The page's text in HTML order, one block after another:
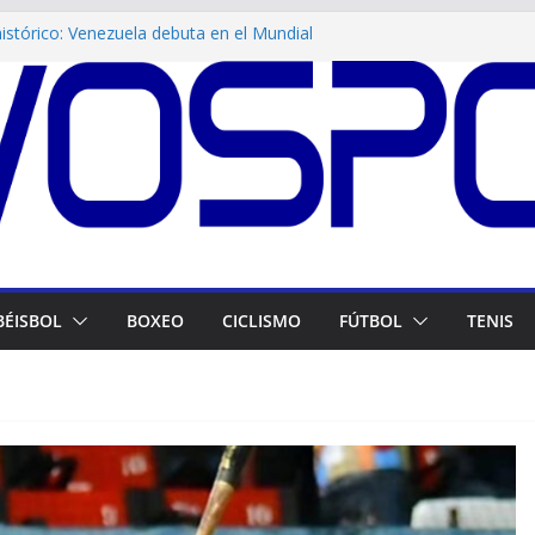
Venezuela debuta en el Mundial
Femenino
en Maracay! Tigres de Aragua blinda su
impulsa Juegos Venezuela Renace
Venezuela en Juegos CAC! El atletismo
dan plata a Venezuela en canotaje
BOXEO CICLISMO FÚTBOL TENIS